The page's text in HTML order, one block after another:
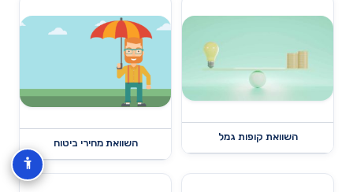
השוואת קופות גמל
השוואת מחירי ביטוח